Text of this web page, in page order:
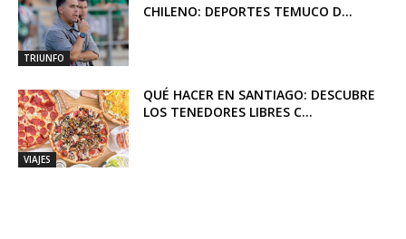
TRIUNFO
CHILENO: DEPORTES TEMUCO D...
VIAJES
QUÉ HACER EN SANTIAGO: DESCUBRE
LOS TENEDORES LIBRES C...